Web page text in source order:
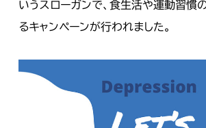
いうスローガンで、食生活や運動習慣
るキャンペーンが行われました。